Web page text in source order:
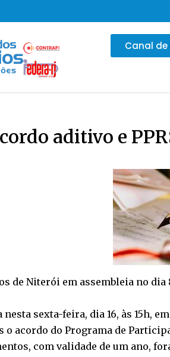
Canal de
aditivo e
de Niterói em assembleia no dia
sexta-feira, dia 16, às 15h,
acordo do Programa de
com validade de um ano,